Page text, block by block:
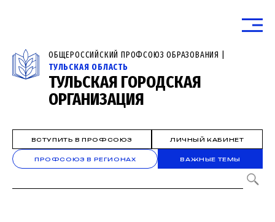
ОБЩЕРОССИЙСКИЙ ПРОФСОЮЗ ОБРАЗОВАНИЯ |
ТУЛЬСКАЯ ОБЛАСТЬ
ТУЛЬСКАЯ ГОРОДСКАЯ
ОРГАНИЗАЦИЯ
ВСТУПИТЬ В ПРОФСОЮЗ ЛИЧНЫЙ КАБИНЕТ
ПРОФСОЮЗ В РЕГИОНАХ ВАЖНЫЕ ТЕМЫ